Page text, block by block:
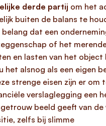
derde partij om het
buiten de balans te
belang dat een
of het
en lasten van het object
het alsnog als een eigen
strenge eisen zijn er om
verslaglegging een
beeld geeft van de
zelfs bij slimme